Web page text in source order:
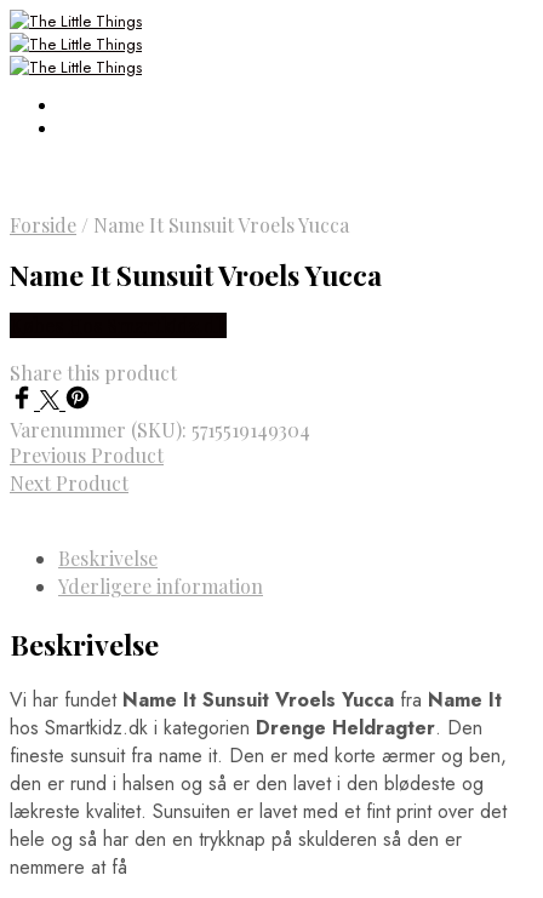
Forside / Name It Sunsuit Vroels Yucca
Name It Sunsuit Vroels Yucca
Share this product
Varenummer (SKU): 5715519149304
Previous Product
Next Product
Beskrivelse
Yderligere information
Beskrivelse
Vi har fundet Name It Sunsuit Vroels Yucca fra Name It
hos Smartkidz.dk i kategorien Drenge Heldragter. Den
fineste sunsuit fra name it. Den er med korte ærmer og ben,
den er rund i halsen og så er den lavet i den blødeste og
lækreste kvalitet. Sunsuiten er lavet med et fint print over det
hele og så har den en trykknap på skulderen så den er
nemmere at få